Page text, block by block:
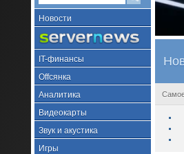
Новости
IT-финансы
Offсянка
Аналитика
Видеокарты
Звук и акустика
Игры